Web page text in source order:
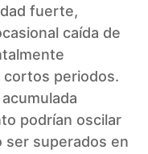
fuerte,
caída de
cortos periodos.
podrían oscilar
ser superados en